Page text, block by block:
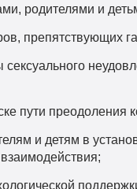
родителями и
препятствующих
сексуального
пути преодоления
и детям в